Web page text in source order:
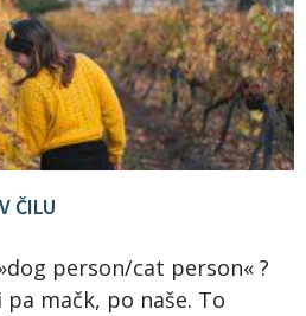
ČILU
person/cat person« ?
mačk, po naše. To